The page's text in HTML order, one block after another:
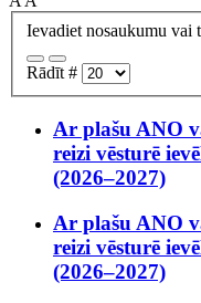
Ievadiet nosaukumu vai
Rādīt #
Ar plašu ANO
reizi vēsturē
(2026–2027)
Ar plašu ANO
reizi vēsturē
(2026–2027)